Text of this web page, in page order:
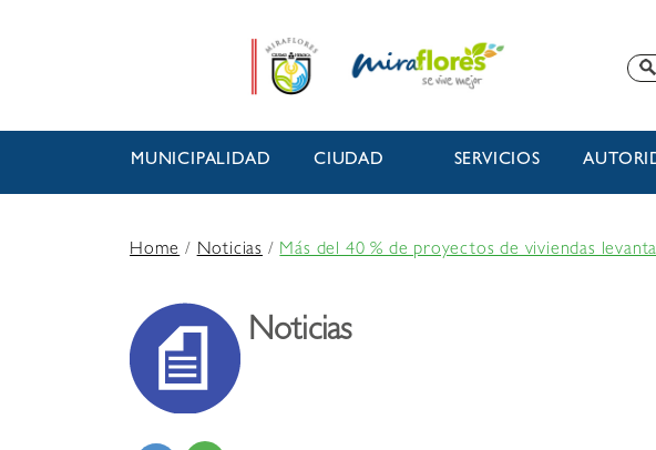
MUNICIPALIDAD CIUDAD SERVICIOS
Home/Noticias /Más del 40 % de proyectos de viviendas
Noticias